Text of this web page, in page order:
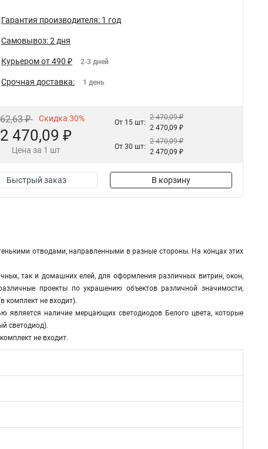
Гарантия производителя: 1 год
Самовывоз: 2 дня
Курьером от 490 ₽ 2-3 дней
Срочная доставка: 1 день
₽ Скидка 30%
2 470,09 ₽
Цена за 1 шт
От 15 шт:
2 470,09 ₽
2 470,09 ₽
От 30 шт:
2 470,09 ₽
2 470,09 ₽
Быстрый заказ В корзину
отводами, направленными в разные стороны. На концах этих
так и домашних елей, для оформления различных витрин, окон,
проекты по украшению объектов различной значимости,
комплект не входит).
является наличие мерцающих светодиодов Белого цвета, которые
светодиод).
не входит.